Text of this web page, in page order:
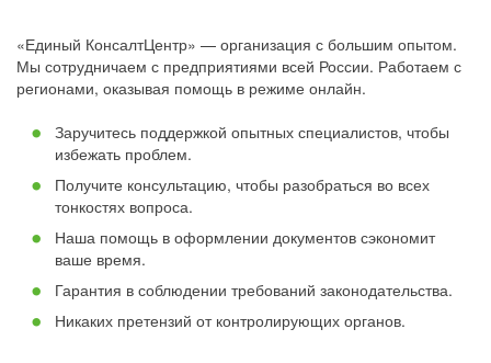
«Единый КонсалтЦентр» — организация с большим опытом.
Мы сотрудничаем с предприятиями всей России. Работаем с
регионами, оказывая помощь в режиме онлайн.
Заручитесь поддержкой опытных специалистов, чтобы
избежать проблем.
Получите консультацию, чтобы разобраться во всех
тонкостях вопроса.
Наша помощь в оформлении документов сэкономит
ваше время.
Гарантия в соблюдении требований законодательства.
Никаких претензий от контролирующих органов.